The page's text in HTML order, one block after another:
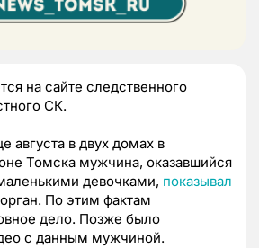
на сайте следственного
СК.
августа в двух домах в
Томска мужчина, оказавшийся
девочками, показывал
По этим фактам
дело. Позже было
с данным мужчиной.